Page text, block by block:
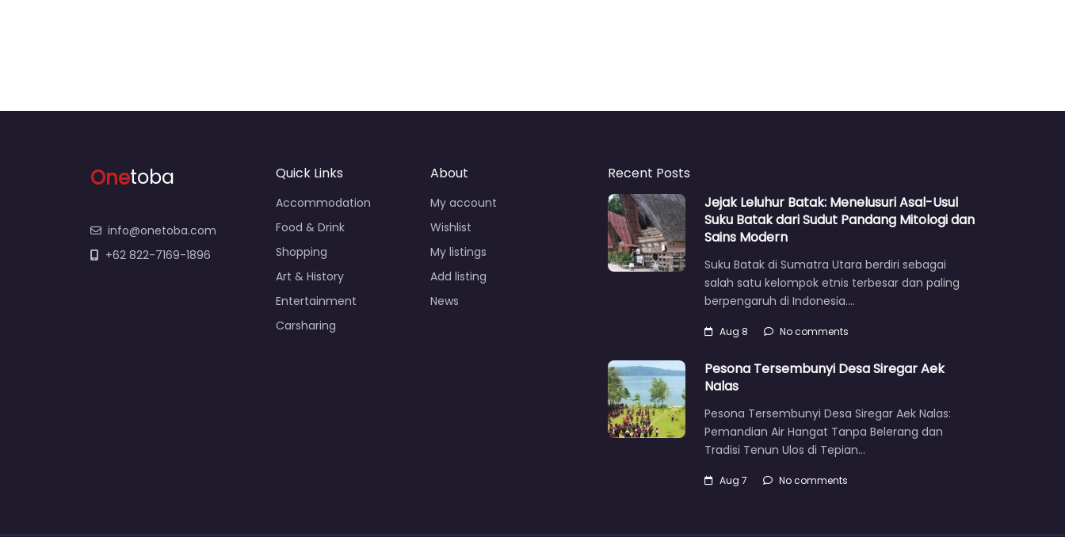
Onetoba
info@onetoba.com
+62 822-7169-1896
Quick Links
Accommodation
Food & Drink
Shopping
Art & History
Entertainment
Carsharing
About
My account
Wishlist
My listings
Add listing
News
Recent Posts
Jejak Leluhur Batak: Menelusuri Asal-Usul
Suku Batak dari Sudut Pandang Mitologi dan
Sains Modern
Suku Batak di Sumatra Utara berdiri sebagai
salah satu kelompok etnis terbesar dan paling
berpengaruh di Indonesia.…
Aug 8 No comments
Pesona Tersembunyi Desa Siregar Aek
Nalas
Pesona Tersembunyi Desa Siregar Aek Nalas:
Pemandian Air Hangat Tanpa Belerang dan
Tradisi Tenun Ulos di Tepian…
Aug 7 No comments